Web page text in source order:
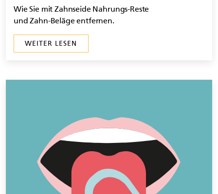
Wie Sie mit Zahnseide Nahrungs-Reste
und Zahn-Beläge entfernen.
WEITER LESEN